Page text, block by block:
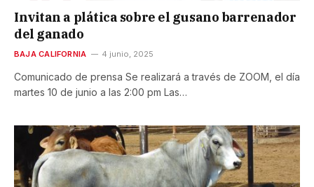
Invitan a plática sobre el gusano barrenador
del ganado
BAJA CALIFORNIA 4 junio, 2025
Comunicado de prensa Se realizará a través de ZOOM, el día
martes 10 de junio a las 2:00 pm Las…